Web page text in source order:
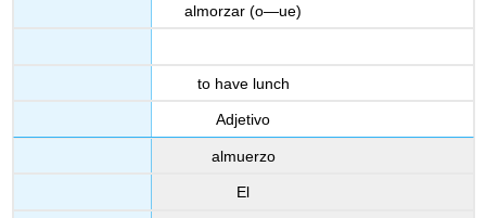
almorzar (o—ue)
to have lunch
Adjetivo
almuerzo
El